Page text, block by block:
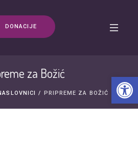
DONACIJE
za Božić
/ PRIPREME ZA BOŽIĆ